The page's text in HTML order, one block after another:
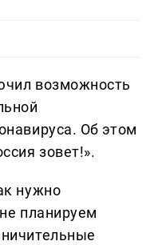
возможность
Об этом
зовет!».
нужно
планируем